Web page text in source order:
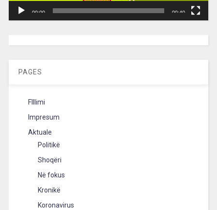
00:00 00:40
PAGES
FIllimi
Impresum
Aktuale
Politikë
Shoqëri
Në fokus
Kronikë
Koronavirus